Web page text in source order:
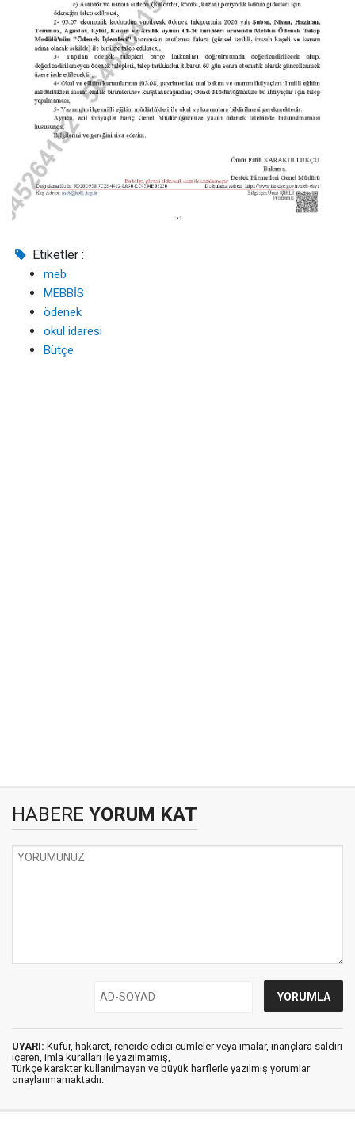
Etiketler :
meb
MEBBİS
ödenek
okul idaresi
Bütçe
HABERE YORUM KAT
UYARI: Küfür, hakaret, rencide edici cümleler veya imalar, inançlara saldırı
içeren, imla kuralları ile yazılmamış,
Türkçe karakter kullanılmayan ve büyük harflerle yazılmış yorumlar
onaylanmamaktadır.